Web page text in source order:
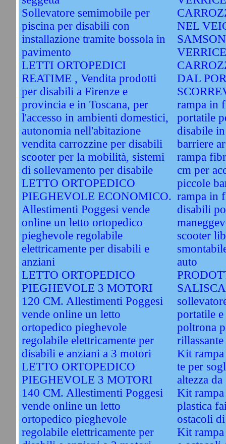
Sollevatore semimobile per
piscina per disabili con
installazione tramite bossola in
pavimento
LETTI ORTOPEDICI
REATIME , Vendita prodotti
per disabili a Firenze e
provincia e in Toscana, per
l'accesso in ambienti domestici,
autonomia nell'abitazione
vendita carrozzine per disabili
scooter per la mobilità, sistemi
di sollevamento per disabile
LETTO ORTOPEDICO
PIEGHEVOLE ECONOMICO.
Allestimenti Poggesi vende
online un letto ortopedico
pieghevole regolabile
elettricamente per disabili e
anziani
LETTO ORTOPEDICO
PIEGHEVOLE 3 MOTORI
120 CM. Allestimenti Poggesi
vende online un letto
ortopedico pieghevole
regolabile elettricamente per
disabili e anziani a 3 motori
LETTO ORTOPEDICO
PIEGHEVOLE 3 MOTORI
140 CM. Allestimenti Poggesi
vende online un letto
ortopedico pieghevole
regolabile elettricamente per
NEL
DAL
rampa in
portatile
disabile
barriere
rampa
cm per
piccole
rampa in
disabili
scooter
auto
portatile
poltrona
Kit
te per
altezza
Kit
plastica
ostacoli
Kit